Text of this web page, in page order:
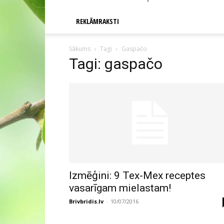
REKLĀMRAKSTI
Sākums Tagi Gaspačo
Tagi: gaspačo
Izmēģini: 9 Tex-Mex receptes
vasarīgam mielastam!
Brivbridis.lv - 10/07/2016